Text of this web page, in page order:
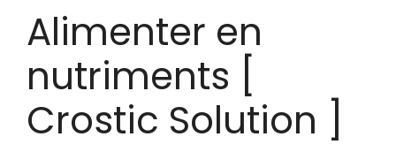
Alimenter en
nutriments [
Crostic Solution ]